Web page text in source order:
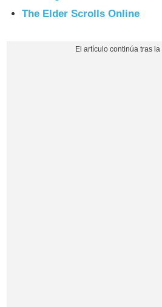
The Elder Scrolls Online